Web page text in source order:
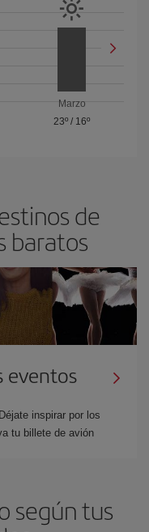
Marzo
23º / 16º
de
baratos
eventos
inspirar por los
tu billete de avión
según tus